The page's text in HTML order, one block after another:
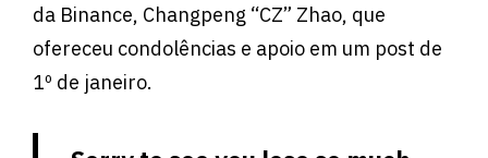
da Binance, Changpeng “CZ” Zhao, que
ofereceu condolências e apoio em um post de
1º de janeiro.